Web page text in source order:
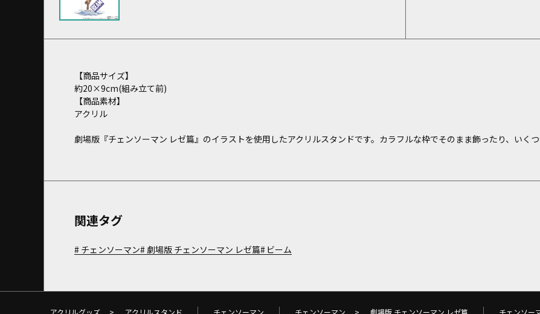
【商品サイズ】
約20×9cm(組み立て前)
【商品素材】
アクリル
劇場版『チェンソーマン レゼ篇』のイラストを使用したアクリルスタンドです。カラフルな枠でそのまま飾ったり、いくつ
関連タグ
チェンソーマン 劇場版 チェンソーマン レゼ篇 ビーム
アクリルグッズ > アクリルスタンド チェンソーマン チェンソーマン > 劇場版 チェンソーマン レゼ篇 チェンソー